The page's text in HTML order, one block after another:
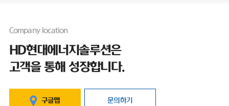
Company location
HD현대에너지솔루션은
고객을 통해 성장합니다.
구글맵 문의하기